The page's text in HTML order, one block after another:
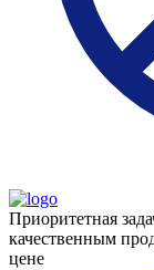
Приоритетная
качественным
цене